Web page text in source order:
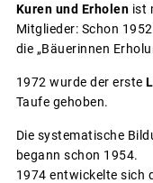
Kuren und Erholen ist
Mitglieder: Schon
die „Bäuerinnen
1972 wurde der erste
Taufe gehoben.
Die systematische
begann schon 1954.
1974 entwickelte sich